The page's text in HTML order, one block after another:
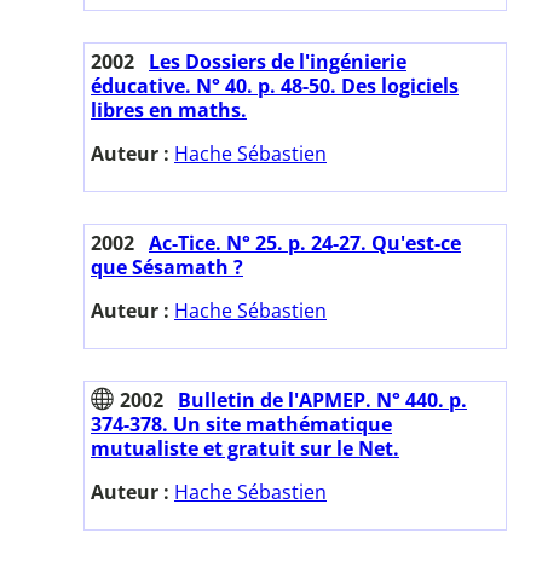
2002 Les Dossiers de l'ingénierie
éducative. N° 40. p. 48-50. Des logiciels
libres en maths.
Auteur : Hache Sébastien
2002 Ac-Tice. N° 25. p. 24-27. Qu'est-ce
que Sésamath ?
Auteur : Hache Sébastien
2002 Bulletin de l'APMEP. N° 440. p.
374-378. Un site mathématique
mutualiste et gratuit sur le Net.
Auteur : Hache Sébastien